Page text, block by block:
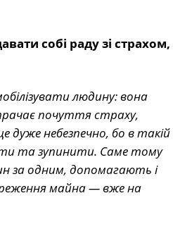
собі раду зі страхом,
людину: вона
почуття страху,
дуже небезпечно, бо в такій
та зупинити. Саме тому
за одним, допомагають і
майна — вже на